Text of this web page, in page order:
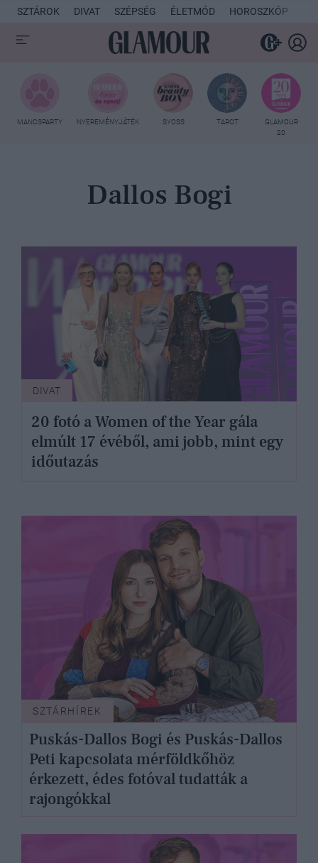
SZTÁROK DIVAT SZÉPSÉG ÉLETMÓD HOROSZKÓP
MANCSPARTY NYEREMÉNYJÁTÉK SYOSS TAROT
GLAMOUR
20
Dallos Bogi
DIVAT
20 fotó a Women of the Year gála
elmúlt 17 évéből, ami jobb, mint egy
időutazás
SZTÁRHÍREK
Puskás-Dallos Bogi és Puskás-Dallos
Peti kapcsolata mérföldkőhöz
érkezett, édes fotóval tudatták a
rajongókkal